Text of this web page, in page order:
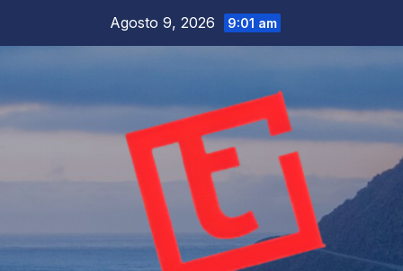
Agosto 9, 2026 9:01 am